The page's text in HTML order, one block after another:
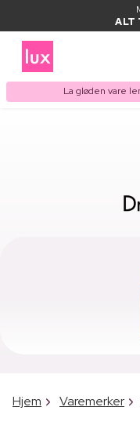
ALT
La gløden vare
Hjem Varemerker